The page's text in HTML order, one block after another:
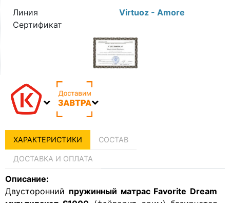
Линия
Virtuoz - Amore
Сертификат
ХАРАКТЕРИСТИКИ СОСТАВ
ДОСТАВКА И ОПЛАТА
Описание:
Двусторонний пружинный матрас Favorite Dream